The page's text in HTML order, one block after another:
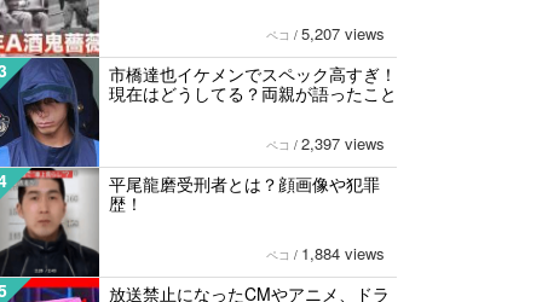
ペコ / 5,207 views
市橋達也イケメンでスペック高すぎ！
現在はどうしてる？両親が語ったこと
ペコ / 2,397 views
平尾龍磨受刑者とは？顔画像や犯罪
歴！
ペコ / 1,884 views
放送禁止になったCMやアニメ、ドラ